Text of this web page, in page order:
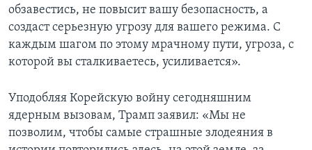
обзавестись, не повысит вашу безопасность, а
создаст серьезную угрозу для вашего режима. С
каждым шагом по этому мрачному пути, угроза, с
которой вы сталкиваетесь, усиливается».
Уподобляя Корейскую войну сегодняшним
ядерным вызовам, Трамп заявил: «Мы не
позволим, чтобы самые страшные злодеяния в